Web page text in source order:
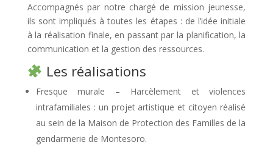
Accompagnés par notre chargé de mission jeunesse,
ils sont impliqués à toutes les étapes : de l’idée initiale
à la réalisation finale, en passant par la planification, la
communication et la gestion des ressources.
Les réalisations
Fresque murale – Harcèlement et violences
intrafamiliales : un projet artistique et citoyen réalisé
au sein de la Maison de Protection des Familles de la
gendarmerie de Montesoro.